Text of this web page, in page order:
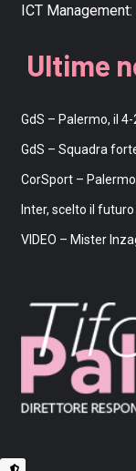
ICT Management:
Ultime
GdS – Palermo, il
GdS – Squadra
CorSport –
Inter, scelto il
VIDEO – Mister